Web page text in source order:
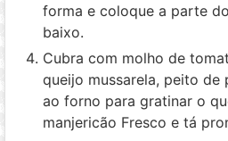
forma e coloque a parte
baixo.
Cubra com molho de
queijo mussarela, peito de
ao forno para gratinar o
manjericão Fresco e tá